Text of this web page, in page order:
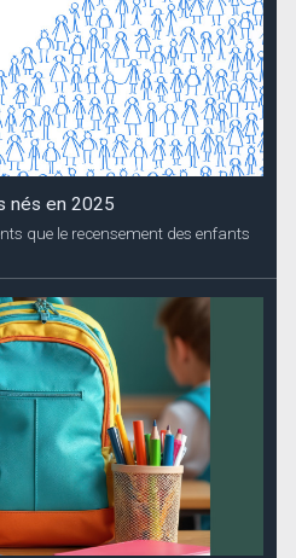
nés en 2025
que le recensement des enfants